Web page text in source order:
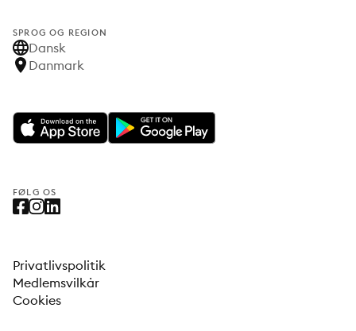
SPROG OG REGION
Dansk
Danmark
FØLG OS
Privatlivspolitik
Medlemsvilkår
Cookies